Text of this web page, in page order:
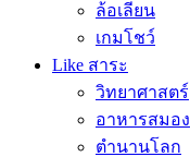
ล้อเลียน
เกมโชว์
Like สาระ
วิทยาศาสตร์
อาหารสมอง
ตำนานโลก